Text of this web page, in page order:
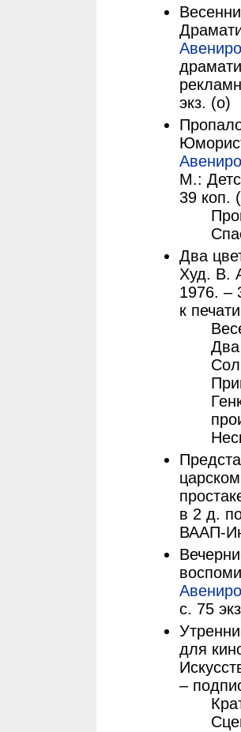
экз. (о)
М.:
39 коп.
Два
Худ. В.
1976. –
к
в 2 д.
ВААП-
с. 75
для
–